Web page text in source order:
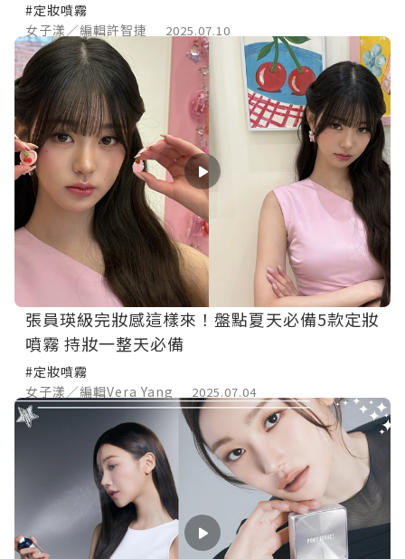
#定妝噴霧
女子漾／編輯許智捷
2025.07.10
張員瑛級完妝感這樣來！盤點夏天必備5款定妝
噴霧 持妝一整天必備
#定妝噴霧
女子漾／編輯Vera Yang
2025.07.04